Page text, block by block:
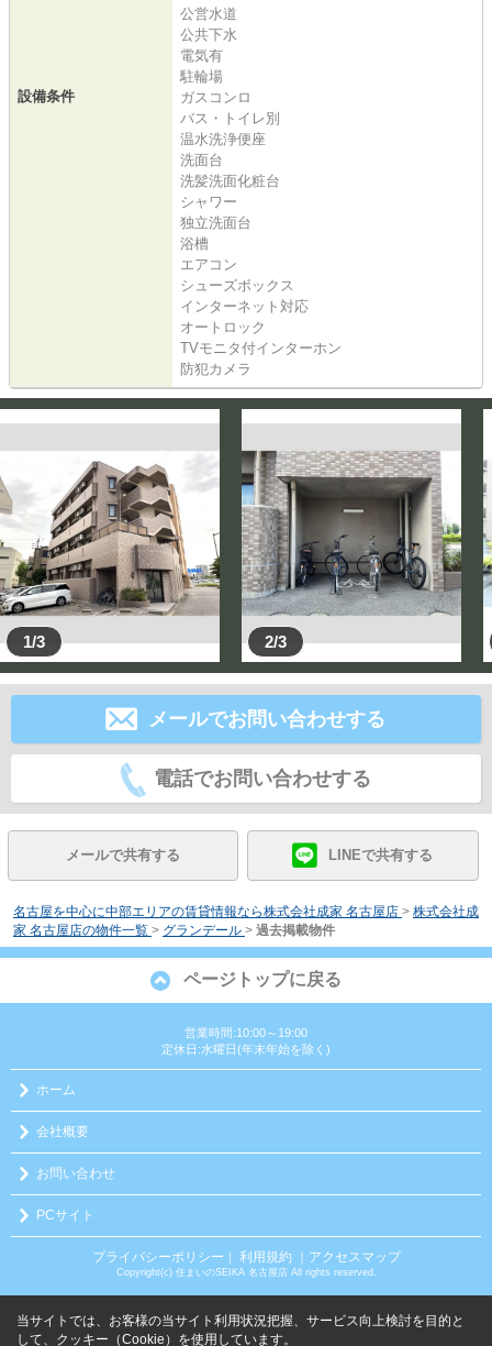
設備条件
公営水道
公共下水
電気有
駐輪場
ガスコンロ
バス・トイレ別
温水洗浄便座
洗面台
洗髪洗面化粧台
シャワー
独立洗面台
浴槽
エアコン
シューズボックス
インターネット対応
オートロック
TVモニタ付インターホン
防犯カメラ
1/3 2/3
メールでお問い合わせする
電話でお問い合わせする
メールで共有する LINEで共有する
名古屋を中心に中部エリアの賃貸情報なら株式会社成家 名古屋店 > 株式会社成
家 名古屋店の物件一覧 > グランデール > 過去掲載物件
ページトップに戻る
営業時間:10:00～19:00
定休日:水曜日(年末年始を除く)
ホーム
会社概要
お問い合わせ
PCサイト
プライバシーポリシー ｜ 利用規約 ｜アクセスマップ
Copyright(c) 住まいのSEIKA 名古屋店 All rights reserved.
当サイトでは、お客様の当サイト利用状況把握、サービス向上検討を目的と
して、クッキー（Cookie）を使用しています。